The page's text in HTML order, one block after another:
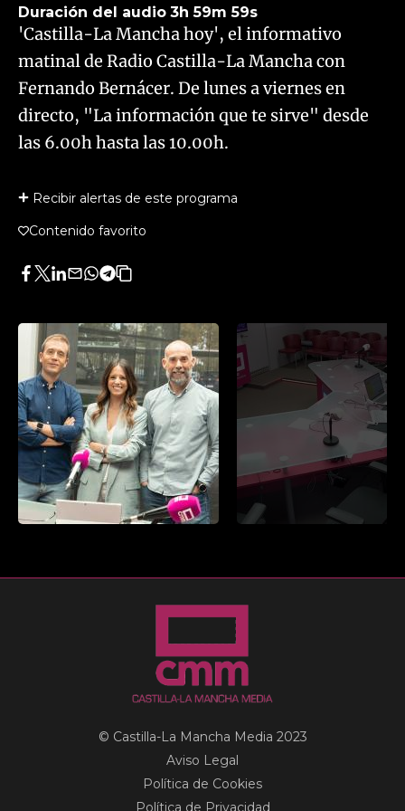
Duración del audio 3h 59m 59s
'Castilla-La Mancha hoy', el informativo
matinal de Radio Castilla-La Mancha con
Fernando Bernácer. De lunes a viernes en
directo, "La información que te sirve" desde
las 6.00h hasta las 10.00h.
Recibir alertas de este programa
Contenido favorito
Facebook
Twitter
LinkedIn
Enviar
Whatsapp
Telegram
Copiar
artículo
© Castilla-La Mancha Media 2023
Aviso Legal
Política de Cookies
Política de Privacidad